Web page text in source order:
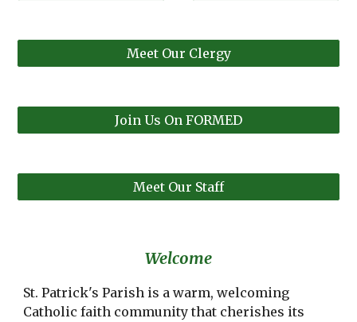
Meet Our Clergy
Join Us On FORMED
Meet Our Staff
Welcome
St. Patrick's Parish is a warm, welcoming
Catholic faith community that cherishes its